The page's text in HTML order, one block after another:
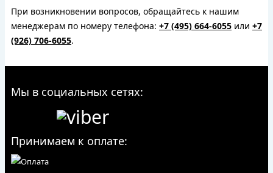
При возникновении вопросов, обращайтесь к нашим
менеджерам по номеру телефона: +7 (495) 664-6055 или +7
(926) 706-6055.
Мы в социальных сетях:
Принимаем к оплате: